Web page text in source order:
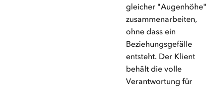
gleicher "Augenhöhe"
zusammenarbeiten,
ohne dass ein
Beziehungsgefälle
entsteht. Der Klient
behält die volle
Verantwortung für